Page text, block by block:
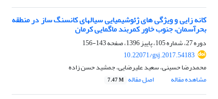
کانه زایی و ویژگی های ژئوشیمیایی سیال‎های کانسنگ ساز در منطقه
بحرآسمان، جنوب خاور کمربند ماگمایی کرمان
دوره 27، شماره 105، پاییز 1396، صفحه
143-156
10.22071/gsj.2017.54183
محمدرضا حسینی، سعید علیرضایی، جمشید حسن زاده
مشاهده مقاله
اصل مقاله 7.47 M